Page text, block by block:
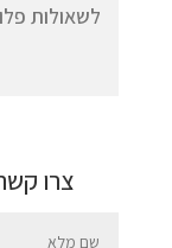
לשאולות
צרו